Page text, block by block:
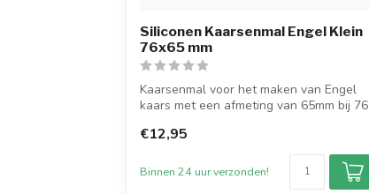
Siliconen Kaarsenmal Engel Klein
76x65 mm
Kaarsenmal voor het maken van Engel
kaars met een afmeting van 65mm bij 76
€12,95
Binnen 24 uur verzonden!